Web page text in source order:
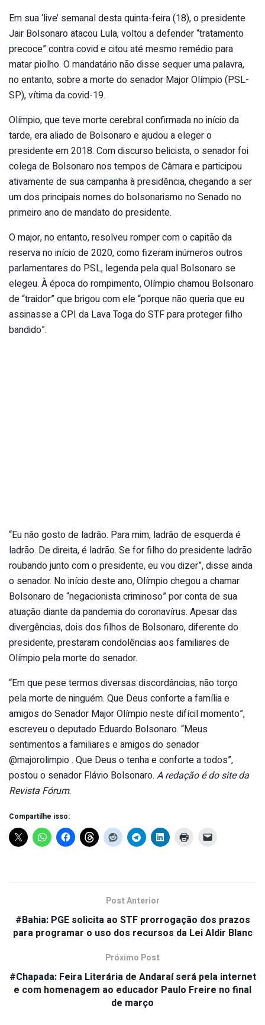
Em sua ‘live’ semanal desta quinta-feira (18), o presidente
Jair Bolsonaro atacou Lula, voltou a defender “tratamento
precoce” contra covid e citou até mesmo remédio para
matar piolho. O mandatário não disse sequer uma palavra,
no entanto, sobre a morte do senador Major Olímpio (PSL-
SP), vítima da covid-19.
Olímpio, que teve morte cerebral confirmada no início da
tarde, era aliado de Bolsonaro e ajudou a eleger o
presidente em 2018. Com discurso belicista, o senador foi
colega de Bolsonaro nos tempos de Câmara e participou
ativamente de sua campanha à presidência, chegando a ser
um dos principais nomes do bolsonarismo no Senado no
primeiro ano de mandato do presidente.
O major, no entanto, resolveu romper com o capitão da
reserva no início de 2020, como fizeram inúmeros outros
parlamentares do PSL, legenda pela qual Bolsonaro se
elegeu. À época do rompimento, Olímpio chamou Bolsonaro
de “traidor” que brigou com ele “porque não queria que eu
assinasse a CPI da Lava Toga do STF para proteger filho
bandido”.
“Eu não gosto de ladrão. Para mim, ladrão de esquerda é
ladrão. De direita, é ladrão. Se for filho do presidente ladrão
roubando junto com o presidente, eu vou dizer”, disse ainda
o senador. No início deste ano, Olímpio chegou a chamar
Bolsonaro de “negacionista criminoso” por conta de sua
atuação diante da pandemia do coronavírus. Apesar das
divergências, dois dos filhos de Bolsonaro, diferente do
presidente, prestaram condolências aos familiares de
Olímpio pela morte do senador.
“Em que pese termos diversas discordâncias, não torço
pela morte de ninguém. Que Deus conforte a família e
amigos do Senador Major Olímpio neste difícil momento”,
escreveu o deputado Eduardo Bolsonaro. “Meus
sentimentos a familiares e amigos do senador
@majorolimpio . Que Deus o tenha e conforte a todos”,
postou o senador Flávio Bolsonaro. A redação é do site da
Revista Fórum.
Compartilhe isso:
Post Anterior
#Bahia: PGE solicita ao STF prorrogação dos prazos
para programar o uso dos recursos da Lei Aldir Blanc
Próximo Post
#Chapada: Feira Literária de Andaraí será pela internet
e com homenagem ao educador Paulo Freire no final
de março